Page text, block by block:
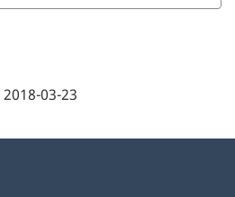
2018-03-23